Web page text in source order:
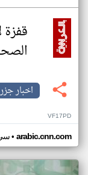
اخبار
VF17PD
• arabic.cnn.com